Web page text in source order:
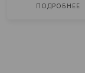
ПОДРОБНЕЕ